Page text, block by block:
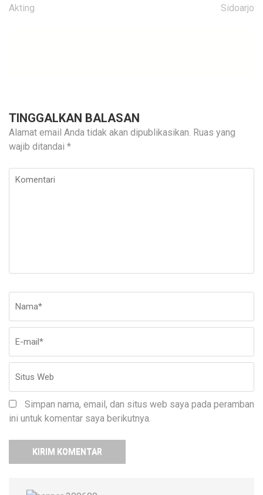
Akting
Sidoarjo
TINGGALKAN BALASAN
Alamat email Anda tidak akan dipublikasikan. Ruas yang
wajib ditandai *
Komentari
Simpan nama, email, dan situs web saya pada peramban
ini untuk komentar saya berikutnya.